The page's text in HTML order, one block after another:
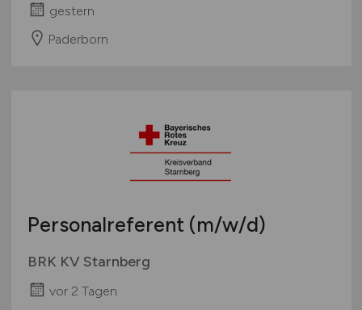
gestern
Paderborn
Personalreferent (m/w/d)
BRK KV Starnberg
vor 2 Tagen